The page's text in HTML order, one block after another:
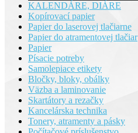
KALENDÁRE, DIÁRE
Kopírovací papier
Papier do laserovej tlačiarne
Papier do atramentovej tlačiar
Papier
Písacie potreby
Samolepiace etikety
Bločky, bloky, obálky
Väzba a laminovanie
Skartátory a rezačky
Kancelárska technika
Tonery, atramenty a pásky